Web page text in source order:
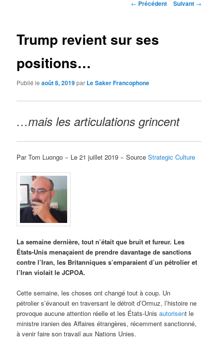
Navigation
← Précédent Suivant →
Trump revient sur ses
positions…
Publié leaoût 8, 2019par Le Saker Francophone
…mais les articulations grincent
Par Tom Luongo − Le 21 juillet 2019 − SourceStrategic Culture
La semaine dernière, tout n’était que bruit et fureur. Les
États-Unis menaçaient de prendre davantage de sanctions
contre l’Iran, les Britanniques s’emparaient d’un pétrolier et
l’Iran violait le JCPOA.
Cette semaine, les choses ont changé tout à coup. Un
pétrolier s’évanouit en traversant le détroit d’Ormuz, l’histoire ne
provoque aucune attention réelle et les États-Unisautorisent le
ministre iranien des Affaires étrangères, récemment sanctionné,
à venir faire son travail aux Nations Unies.